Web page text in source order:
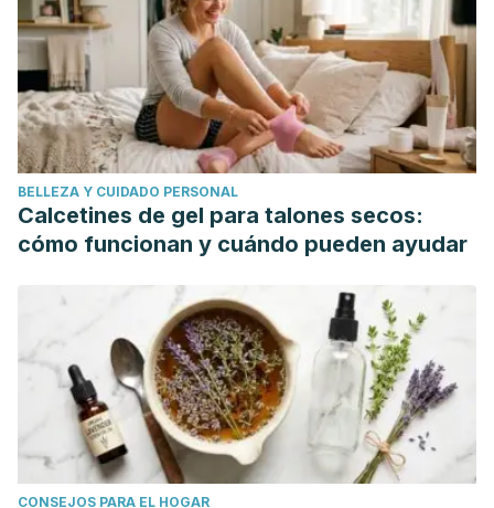
flow in microvessels in vivo. Circulation Research.
https://doi.org/10.1161/01.RES.75.5.904
Pries, A. R., Secomb, T. W., Gaehtgens, P., & Gross, J. F.
(1990). Blood flow in microvascular networks. Experiments
and simulation. Circulation Research.
https://doi.org/10.1161/01.RES.67.4.826
Ku, D. N. (2002). BLOOD FLOW IN ARTERIES. Annual Review
of Fluid Mechanics.
https://doi.org/10.1146/annurev.fluid.29.1.399
BELLEZA Y CUIDADO PERSONAL
Calcetines de gel para talones secos:
cómo funcionan y cuándo pueden ayudar
CONSEJOS PARA EL HOGAR